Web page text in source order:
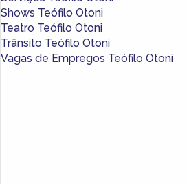
Shows Teófilo Otoni
Teatro Teófilo Otoni
Trânsito Teófilo Otoni
Vagas de Empregos Teófilo Otoni